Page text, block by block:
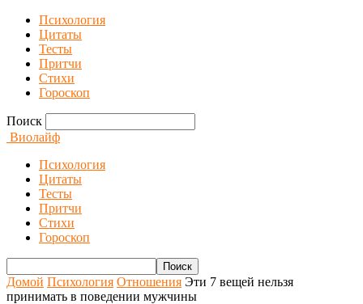
Психология
Цитаты
Тесты
Притчи
Стихи
Гороскоп
Поиск
Виолайф
Психология
Цитаты
Тесты
Притчи
Стихи
Гороскоп
Домой Психология Отношения Эти 7 вещей нельзя
принимать в поведении мужчины